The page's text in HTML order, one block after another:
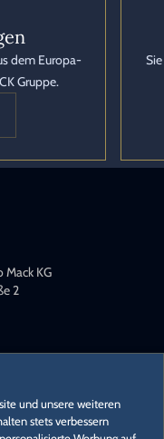
dem Europa-
Gruppe.
Mack KG
2
und unsere weiteren
stets verbessern